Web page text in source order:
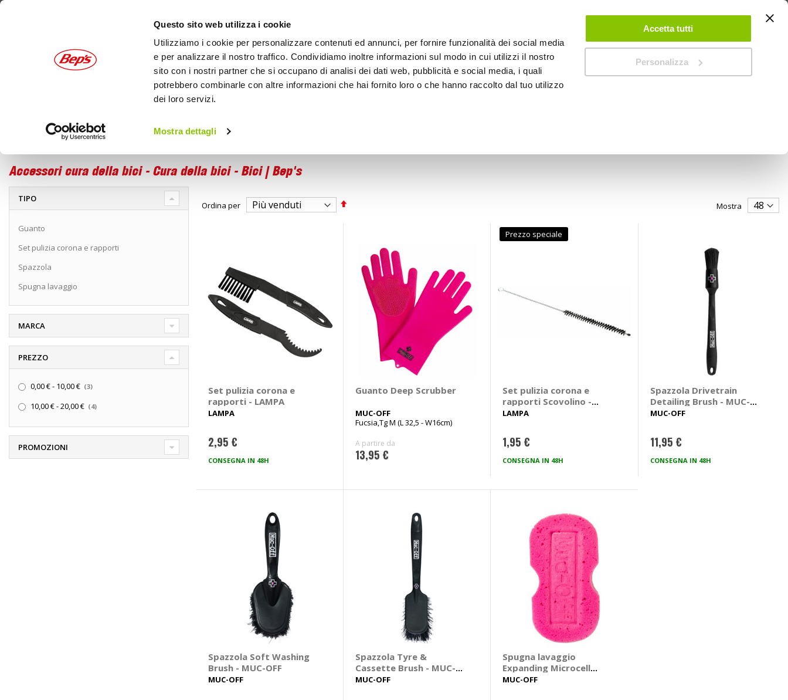
Questo sito web utilizza i cookie
Utilizziamo i cookie per personalizzare contenuti ed annunci, per fornire funzionalità dei social media
e per analizzare il nostro traffico. Condividiamo inoltre informazioni sul modo in cui utilizzi il nostro
sito con i nostri partner che si occupano di analisi dei dati web, pubblicità e social media, i quali
potrebbero combinarle con altre informazioni che hai fornito loro o che hanno raccolto dal tuo utilizzo
dei loro servizi.
Mostra dettagli
Accetta tutti
Personalizza
CONTATTACI NEGOZI IL MIO NEGOZIO
Accessori cura della bici - Cura della bici - Bici | Bep's
Ordina per
Imposta
Mostra
Set pulizia corona e
rapporti - LAMPA
LAMPA
2,95 €
CONSEGNA IN 48H
Guanto Deep Scrubber
MUC-OFF
Fucsia,Tg M (L 32,5 - W16cm)
A partire da
13,95 €
Prezzo speciale
Set pulizia corona e
rapporti Scovolino -
LAMPA
LAMPA
1,95 €
CONSEGNA IN 48H
Spazzola Drivetrain
Detailing Brush - MUC-
OFF
MUC-OFF
11,95 €
CONSEGNA IN 48H
Spazzola Soft Washing
Brush - MUC-OFF
MUC-OFF
Spazzola Tyre &
Cassette Brush - MUC-
OFF
MUC-OFF
Spugna lavaggio
Expanding Microcell
Sponge - MUC-OFF
MUC-OFF
TIPO
Guanto
Set pulizia corona e rapporti
Spazzola
Spugna lavaggio
MARCA
PREZZO
0,00 €- 10,00 € 3
10,00 €-20,00 € 4
PROMOZIONI